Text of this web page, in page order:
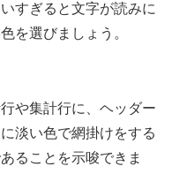
すぎると文字が読みに
を選びましょう。
や集計行に、ヘッダー
淡い色で網掛けをする
ることを示唆できま